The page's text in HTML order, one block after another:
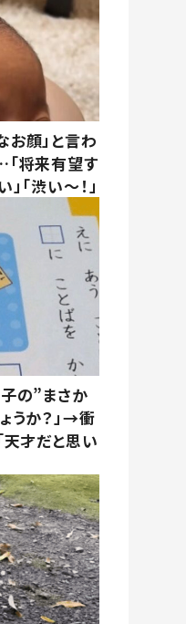
顔」と言わ
将来有望す
「渋い～！」
の”まさか
うか？」→衝
天才だと思い